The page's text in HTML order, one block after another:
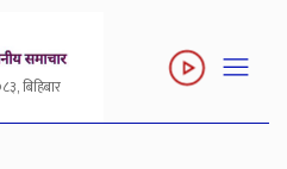
बिहिबार